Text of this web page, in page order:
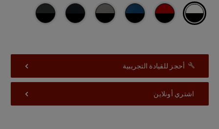
أحجز للقيادة التجريبية
اشتري أونلاين